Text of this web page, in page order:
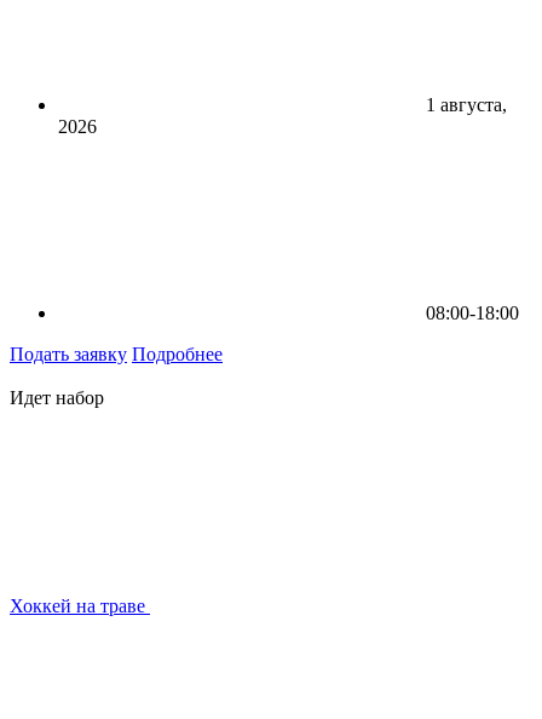
1 августа,
2026
08:00-18:00
Подать заявку Подробнее
Идет набор
Хоккей на траве